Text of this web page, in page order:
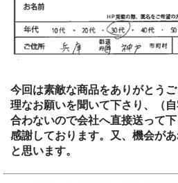
今回は素敵な商品をありがとう
理なお願いを聞いて下さり、（
合わないので会社へ直接送って
感謝しております。又、機会が
と思います。